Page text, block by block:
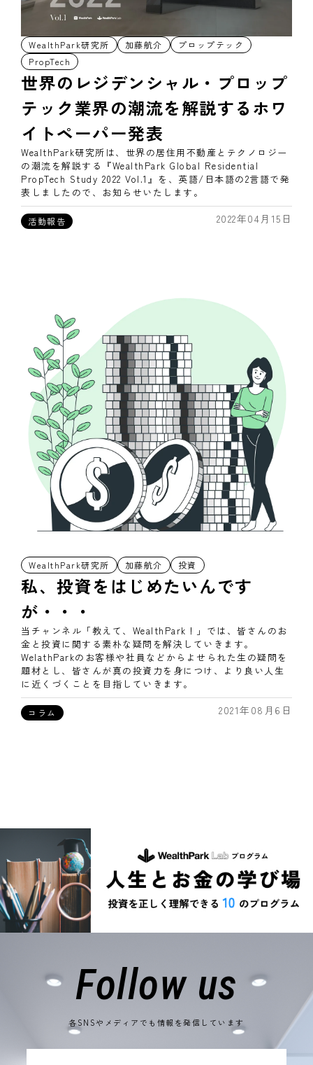
WealthPark研究所 加藤航介
プロップテック
PropTech
世界のレジデンシャル・プロップ
テック業界の潮流を解説するホワ
イトペーパー発表
WealthPark研究所は、世界の居住用不動産とテクノロジー
の潮流を解説する『WealthPark Global Residential
PropTech Study 2022 Vol.1』を、英語/日本語の2言語で発
表しましたので、お知らせいたします。
活動報告 2022年04月15日
WealthPark研究所 加藤航介 投資
私、投資をはじめたいんです
が・・・
当チャンネル「教えて、WealthPark！」では、皆さんのお
金と投資に関する素朴な疑問を解決していきます。
WelathParkのお客様や社員などからよせられた生の疑問を
題材とし、皆さんが真の投資力を身につけ、より良い人生
に近くづくことを目指していきます。
コラム 2021年08月6日
Follow us
各SNSやメディアでも情報を発信しています